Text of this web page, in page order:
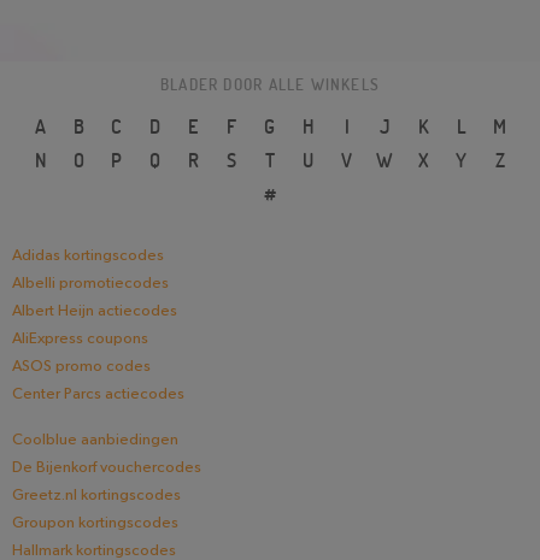
BLADER DOOR ALLE WINKELS
A B C D E F G H I J K L
M
N
O P Q R S T U V W X Y
Z
#
Adidas kortingscodes
Albelli promotiecodes
Albert Heijn actiecodes
AliExpress coupons
ASOS promo codes
Center Parcs actiecodes
Coolblue aanbiedingen
De Bijenkorf vouchercodes
Greetz.nl kortingscodes
Groupon kortingscodes
Hallmark kortingscodes